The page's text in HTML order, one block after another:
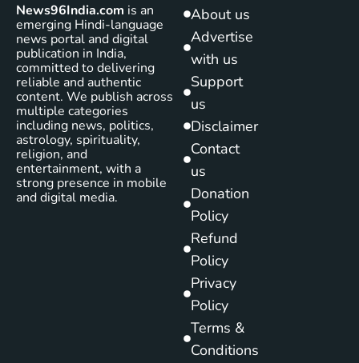
News96India.com is an
emerging Hindi-language
news portal and digital
publication in India,
committed to delivering
reliable and authentic
content. We publish across
multiple categories
including news, politics,
astrology, spirituality,
religion, and
entertainment, with a
strong presence in mobile
and digital media.
About us
Advertise
with us
Support
us
Disclaimer
Contact
us
Donation
Policy
Refund
Policy
Privacy
Policy
Terms &
Conditions